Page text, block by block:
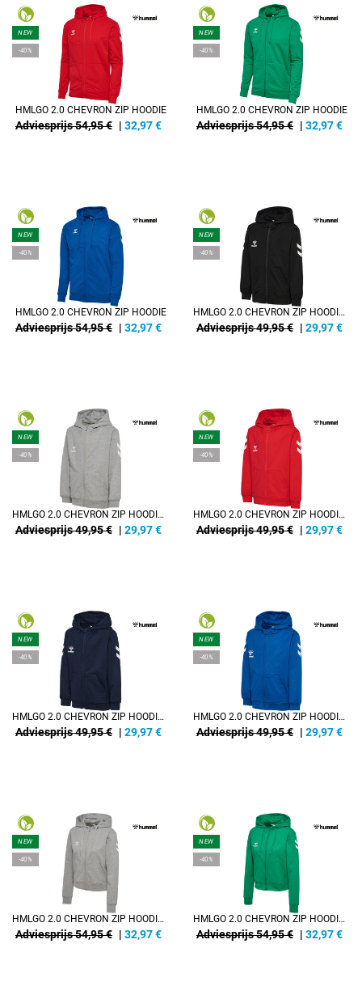
NEW
-40%
HMLGO 2.0 CHEVRON ZIP HOODIE
Adviesprijs 54,95 € | 32,97€
NEW
-40%
HMLGO 2.0 CHEVRON ZIP HOODIE
Adviesprijs 54,95 € | 32,97€
NEW
-40%
HMLGO 2.0 CHEVRON ZIP HOODIE
Adviesprijs 54,95 € | 32,97€
NEW
-40%
HMLGO 2.0 CHEVRON ZIP HOODIE KIDS
Adviesprijs 49,95 € | 29,97€
NEW
-40%
HMLGO 2.0 CHEVRON ZIP HOODIE KIDS
Adviesprijs 49,95 € | 29,97€
NEW
-40%
HMLGO 2.0 CHEVRON ZIP HOODIE KIDS
Adviesprijs 49,95 € | 29,97€
NEW
-40%
HMLGO 2.0 CHEVRON ZIP HOODIE KIDS
Adviesprijs 49,95 € | 29,97€
NEW
-40%
HMLGO 2.0 CHEVRON ZIP HOODIE KIDS
Adviesprijs 49,95 € | 29,97€
NEW
-40%
HMLGO 2.0 CHEVRON ZIP HOODIE WOMAN
Adviesprijs 54,95 € | 32,97€
NEW
-40%
HMLGO 2.0 CHEVRON ZIP HOODIE WOMAN
Adviesprijs 54,95 € | 32,97€